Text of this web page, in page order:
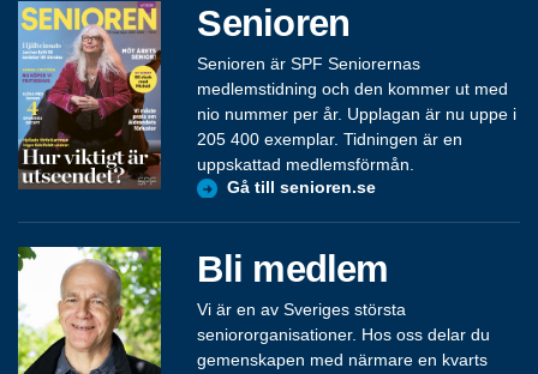
Senioren
Senioren är SPF Seniorernas
medlemstidning och den kommer ut med
nio nummer per år. Upplagan är nu uppe i
205 400 exemplar. Tidningen är en
uppskattad medlemsförmån.
Gå till senioren.se
Bli medlem
Vi är en av Sveriges största
seniororganisationer. Hos oss delar du
gemenskapen med närmare en kvarts